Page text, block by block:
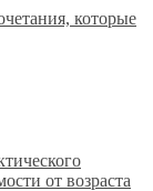
которые
от возраста